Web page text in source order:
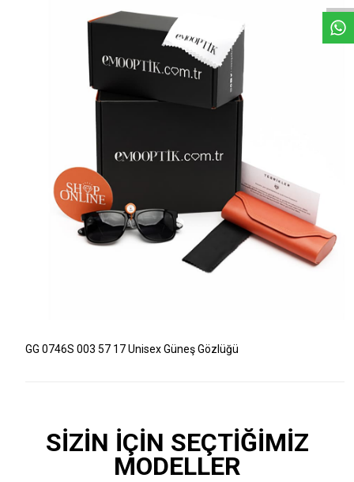
GG 0746S 003 57 17 Unisex Güneş Gözlüğü
SİZİN İÇİN SEÇTİĞİMİZ
MODELLER